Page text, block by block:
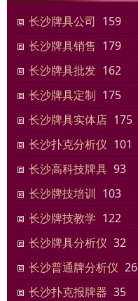
长沙牌具公司 159
长沙牌具销售 179
长沙牌具批发 162
长沙牌具定制 175
长沙牌具实体店 175
长沙扑克分析仪 101
长沙高科技牌具 93
长沙牌技培训 103
长沙牌技教学 122
长沙牌具分析仪 32
长沙普通牌分析仪 26
长沙扑克报牌器 35